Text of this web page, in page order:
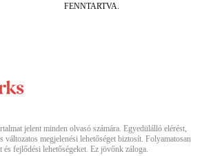
FENNTARTVA.
jelent minden olvasó számára. Egyedülálló elérést,
változatos megjelenési lehetőséget biztosít. Folyamatosan
és fejlődési lehetőségeket. Ez jövőnk záloga.